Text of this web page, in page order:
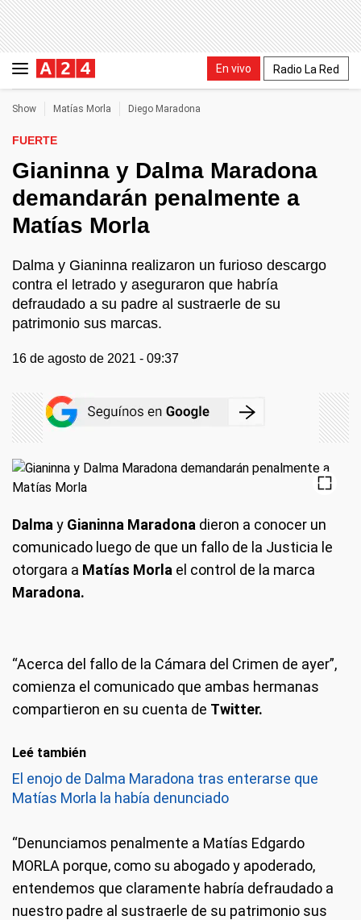
En vivo Radio La Red
Show Matías Morla Diego Maradona
FUERTE
Gianinna y Dalma Maradona
demandarán penalmente a
Matías Morla
Dalma y Gianinna realizaron un furioso descargo
contra el letrado y aseguraron que habría
defraudado a su padre al sustraerle de su
patrimonio sus marcas.
16 de agosto de 2021 - 09:37
Dalma y Gianinna Maradona dieron a conocer un
comunicado luego de que un fallo de la Justicia le
otorgara a Matías Morla el control de la marca
Maradona.
“Acerca del fallo de la Cámara del Crimen de ayer”,
comienza el comunicado que ambas hermanas
compartieron en su cuenta de Twitter.
Leé también
El enojo de Dalma Maradona tras enterarse que
Matías Morla la había denunciado
“Denunciamos penalmente a Matías Edgardo
MORLA porque, como su abogado y apoderado,
entendemos que claramente habría defraudado a
nuestro padre al sustraerle de su patrimonio sus